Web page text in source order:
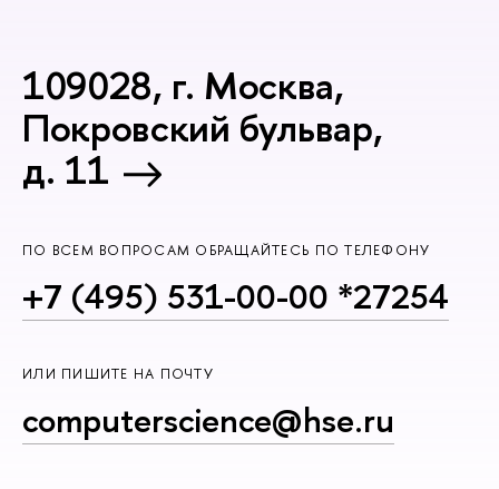
109028, г. Москва,
Покровский бульвар,
д. 11
ПО ВСЕМ ВОПРОСАМ ОБРАЩАЙТЕСЬ ПО ТЕЛЕФОНУ
+7 (495) 531-00-00 *27254
ИЛИ ПИШИТЕ НА ПОЧТУ
computerscience@hse.ru